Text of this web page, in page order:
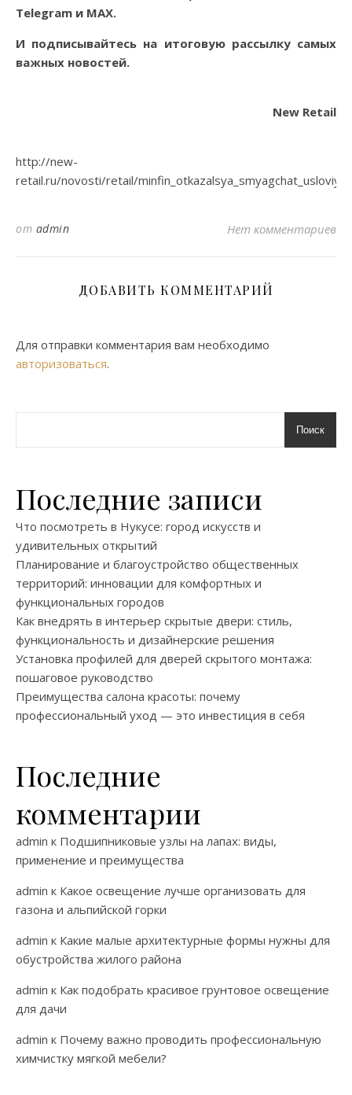
Telegram и MAX.
И подписывайтесь на итоговую рассылку самых
важных новостей.
New Retail
http://new-
retail.ru/novosti/retail/
от admin Нет комментариев
ДОБАВИТЬ КОММЕНТАРИЙ
Для отправки комментария вам необходимо
авторизоваться.
Поиск
Последние записи
Что посмотреть в Нукусе: город искусств и
удивительных открытий
Планирование и благоустройство общественных
территорий: инновации для комфортных и
функциональных городов
Как внедрять в интерьер скрытые двери: стиль,
функциональность и дизайнерские решения
Установка профилей для дверей скрытого монтажа:
пошаговое руководство
Преимущества салона красоты: почему
профессиональный уход — это инвестиция в себя
Последние
комментарии
admin к Подшипниковые узлы на лапах: виды,
применение и преимущества
admin к Какое освещение лучше организовать для
газона и альпийской горки
admin к Какие малые архитектурные формы нужны для
обустройства жилого района
admin к Как подобрать красивое грунтовое освещение
для дачи
admin к Почему важно проводить профессиональную
химчистку мягкой мебели?